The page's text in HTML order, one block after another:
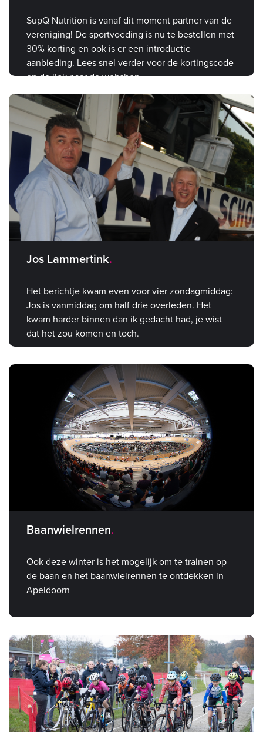
SupQ Nutrition is vanaf dit moment partner van de
vereniging! De sportvoeding is nu te bestellen met
30% korting en ook is er een introductie
aanbieding. Lees snel verder voor de kortingscode
en de link naar de webshop.
Jos Lammertink
Het berichtje kwam even voor vier zondagmiddag:
Jos is vanmiddag om half drie overleden. Het
kwam harder binnen dan ik gedacht had, je wist
dat het zou komen en toch.
Baanwielrennen
Ook deze winter is het mogelijk om te trainen op
de baan en het baanwielrennen te ontdekken in
Apeldoorn